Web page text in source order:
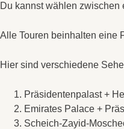
Du kannst wählen zwischen
Alle Touren beinhalten eine
Hier sind verschiedene
Präsidentenpalast +
Emirates Palace +
Scheich-Zayid-